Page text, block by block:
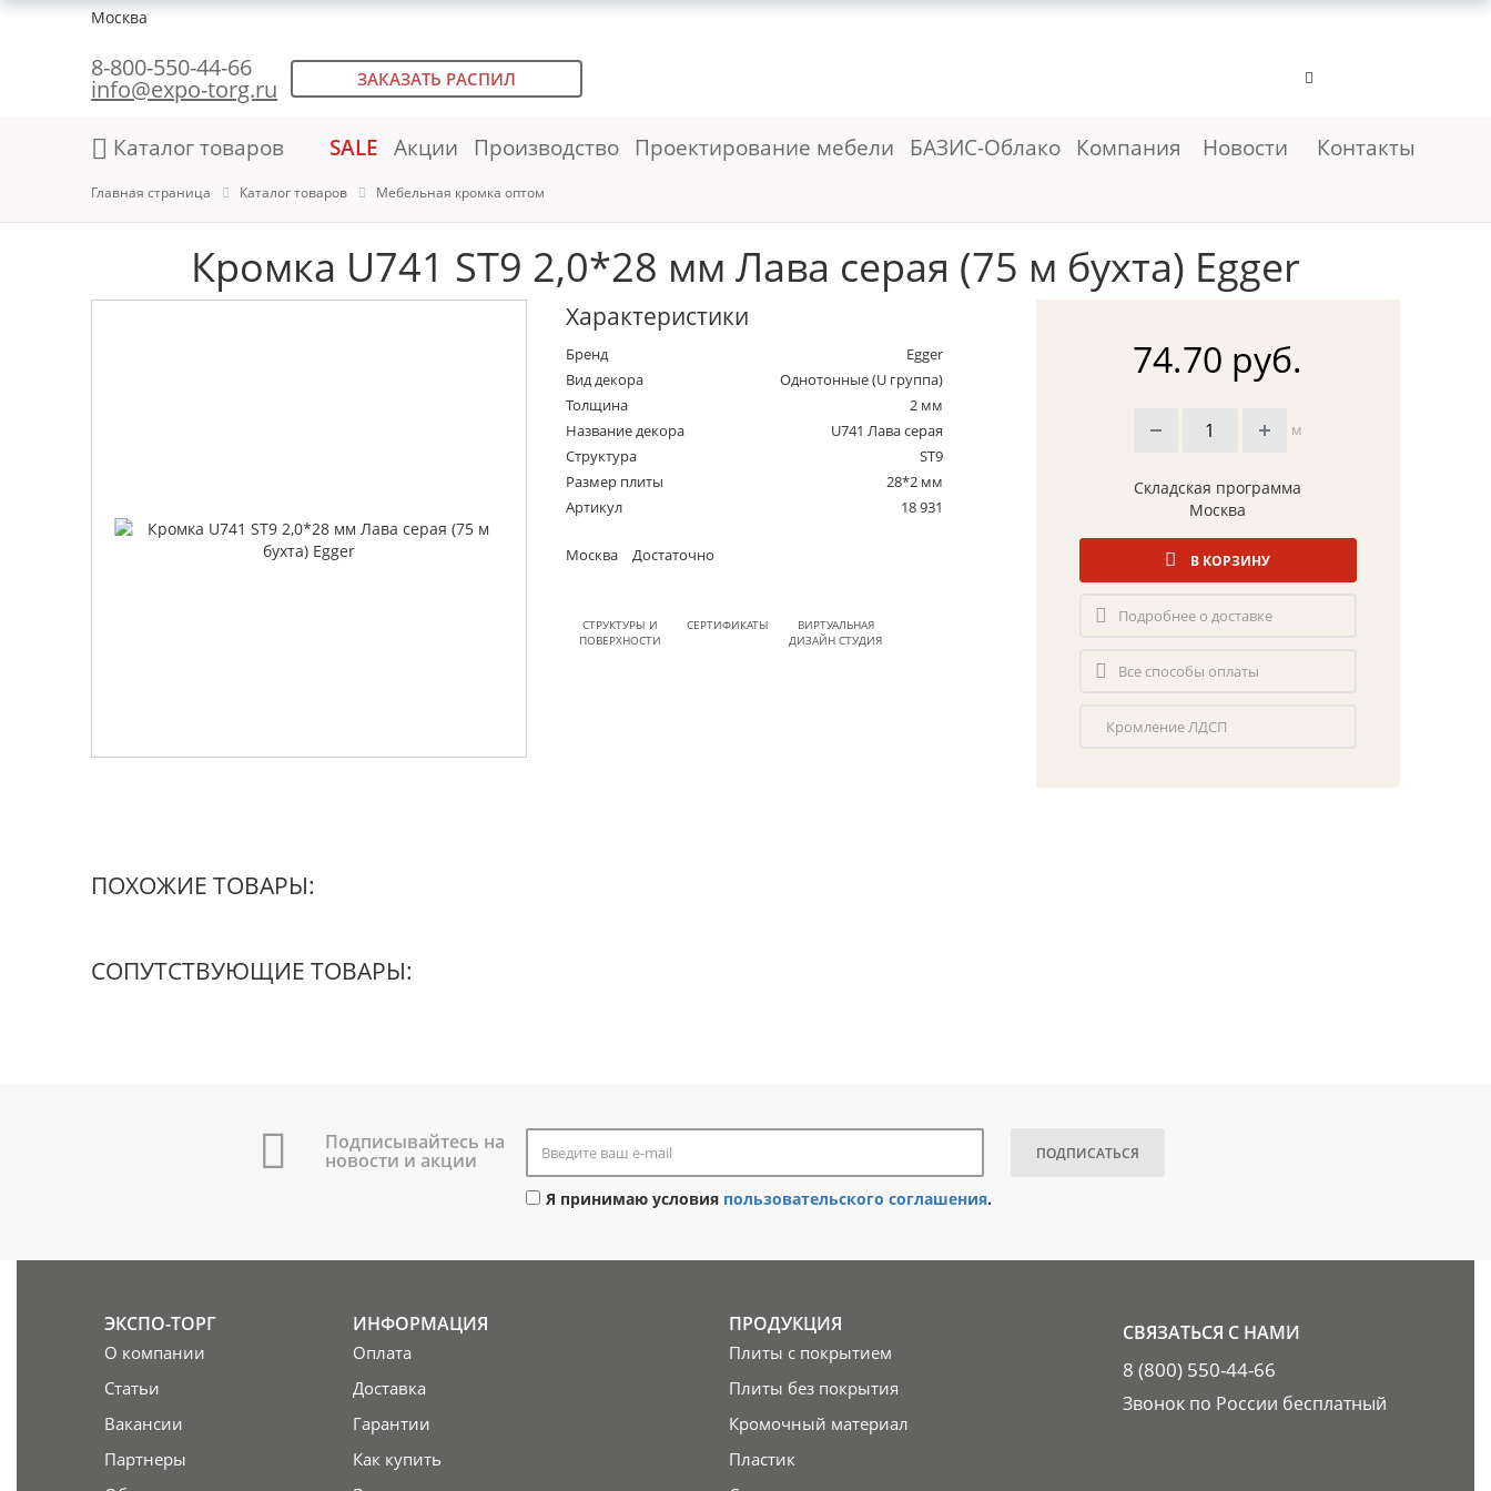
Москва
8-800-550-44-66
info@expo-torg.ru ЗАКАЗАТЬ РАСПИЛ
Каталог товаров SALE Акции Производство Проектирование мебели БАЗИС-Облако Компания Новости Контакты
Главная страница Каталог товаров Мебельная кромка оптом
Кромка U741 ST9 2,0*28 мм Лава серая (75 м бухта) Egger
Характеристики
Бренд
Egger
Вид декора
Однотонные (U группа)
Толщина
2 мм
Название декора
U741 Лава серая
Структура
ST9
Размер плиты
28*2 мм
Артикул
18 931
Москва Достаточно
СТРУКТУРЫ И
ПОВЕРХНОСТИ
СЕРТИФИКАТЫ
ВИРТУАЛЬНАЯ
ДИЗАЙН СТУДИЯ
74.70 руб.
м
Складская программа
Москва
В КОРЗИНУ
Подробнее о доставке
Все способы оплаты
Кромление ЛДСП
ПОХОЖИЕ ТОВАРЫ:
СОПУТСТВУЮЩИЕ ТОВАРЫ:
Подписывайтесь на
новости и акции ПОДПИСАТЬСЯ
Я принимаю условия пользовательского соглашения.
ЭКСПО-ТОРГ
О компании
Статьи
Вакансии
Партнеры
ИНФОРМАЦИЯ
Оплата
Доставка
Гарантии
Как купить
ПРОДУКЦИЯ
Плиты с покрытием
Плиты без покрытия
Кромочный материал
Пластик
СВЯЗАТЬСЯ С НАМИ
8 (800) 550-44-66
Звонок по России бесплатный